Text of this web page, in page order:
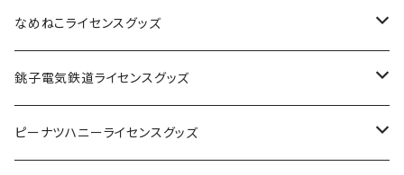
なめねこライセンスグッズ
Tシャツ
キャップ
銚子電気鉄道ライセンスグッズ
ステッカー
ピーナツハニーライセンスグッズ